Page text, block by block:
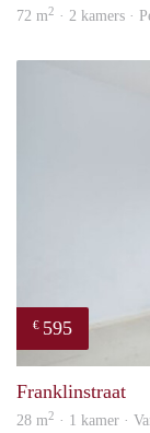
72 m2 · 2 kamers ·
€ 595
Franklinstraat
28 m2 · 1 kamer ·